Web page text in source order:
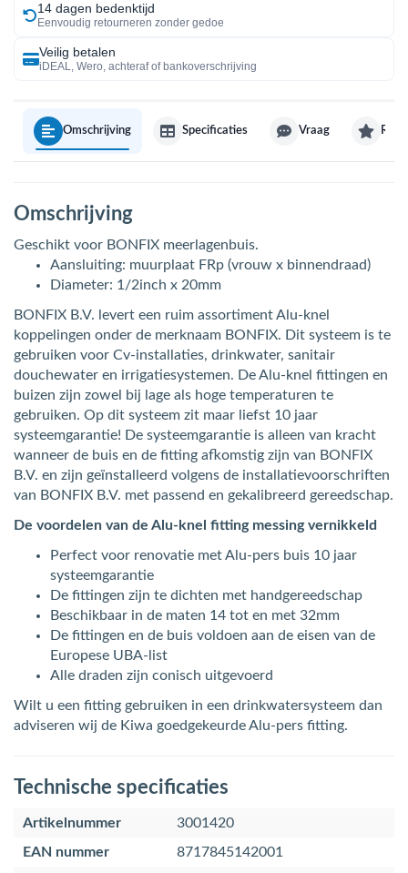
14 dagen bedenktijd
Eenvoudig retourneren zonder gedoe
Veilig betalen
iDEAL, Wero, achteraf of bankoverschrijving
Omschrijving Specificaties Vraag
Omschrijving
Geschikt voor BONFIX meerlagenbuis.
Aansluiting: muurplaat FRp (vrouw x binnendraad)
Diameter: 1/2inch x 20mm
BONFIX B.V. levert een ruim assortiment Alu-knel
koppelingen onder de merknaam BONFIX. Dit systeem is te
gebruiken voor Cv-installaties, drinkwater, sanitair
douchewater en irrigatiesystemen. De Alu-knel fittingen en
buizen zijn zowel bij lage als hoge temperaturen te
gebruiken. Op dit systeem zit maar liefst 10 jaar
systeemgarantie! De systeemgarantie is alleen van kracht
wanneer de buis en de fitting afkomstig zijn van BONFIX
B.V. en zijn geïnstalleerd volgens de installatievoorschriften
van BONFIX B.V. met passend en gekalibreerd gereedschap.
De voordelen van de Alu-knel fitting messing vernikkeld
Perfect voor renovatie met Alu-pers buis 10 jaar
systeemgarantie
De fittingen zijn te dichten met handgereedschap
Beschikbaar in de maten 14 tot en met 32mm
De fittingen en de buis voldoen aan de eisen van de
Europese UBA-list
Alle draden zijn conisch uitgevoerd
Wilt u een fitting gebruiken in een drinkwatersysteem dan
adviseren wij de Kiwa goedgekeurde Alu-pers fitting.
Technische specificaties
Artikelnummer
3001420
EAN nummer
8717845142001